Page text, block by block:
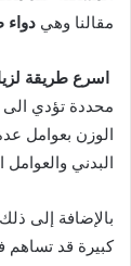
مقالنا وهي دواء
اسرع طريقة
محددة تؤدي الى
الوزن بعوامل
البدني والعوامل
بالإضافة إلى
كبيرة قد تساهم